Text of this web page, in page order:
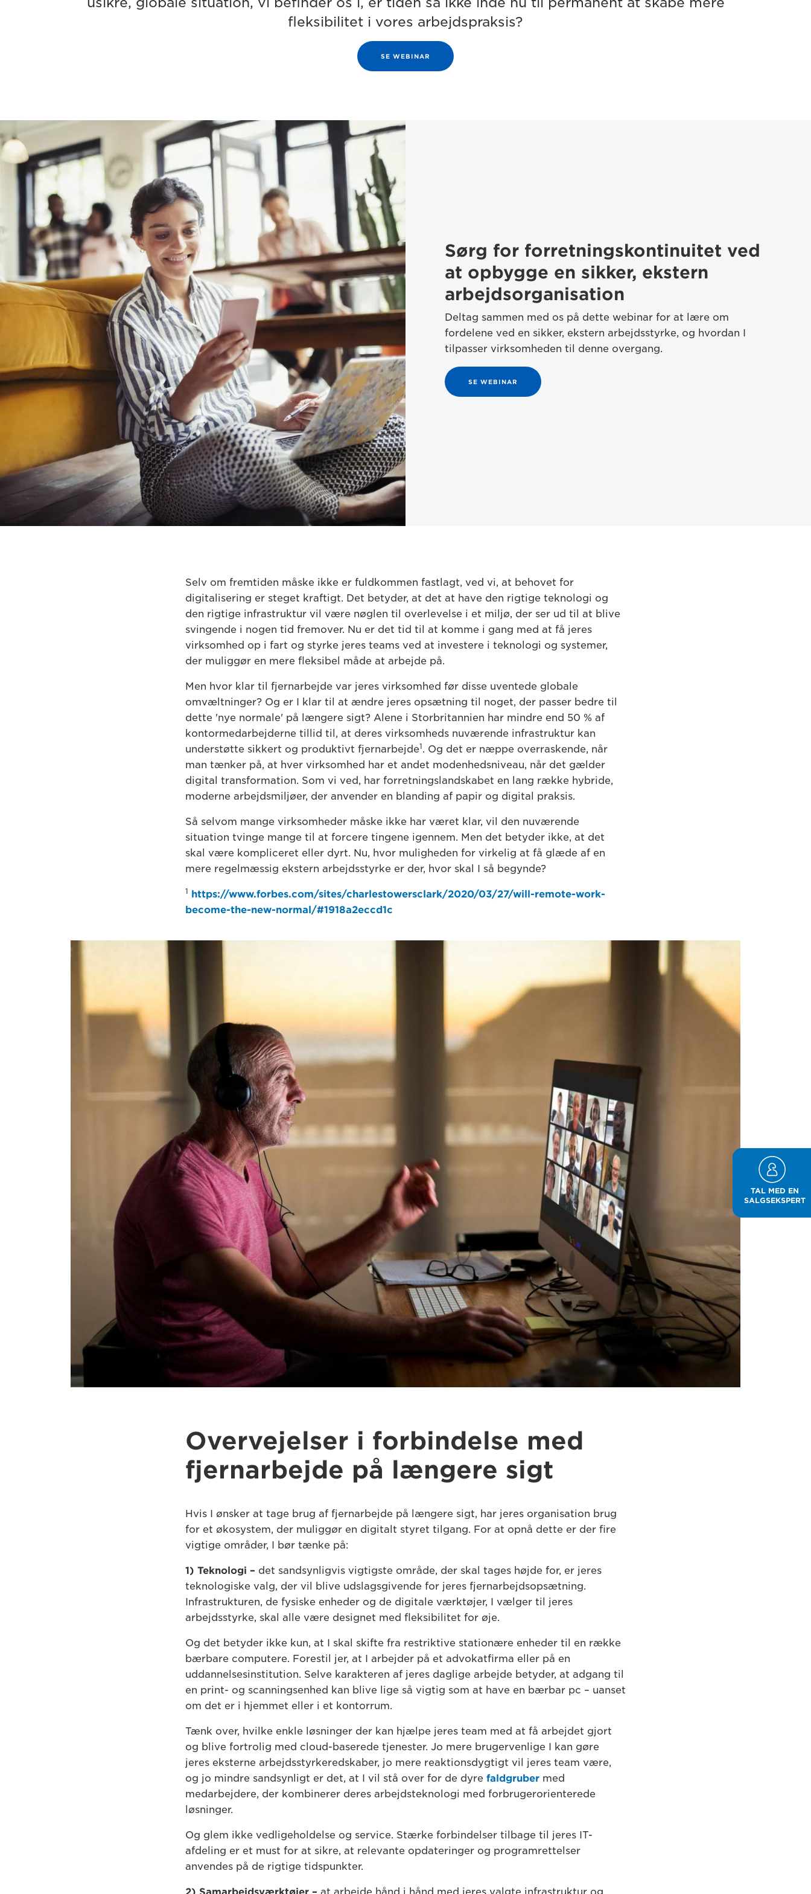
fleksibilitet i vores arbejdspraksis?
SE WEBINAR
Sørg for forretningskontinuitet ved
at opbygge en sikker, ekstern
arbejdsorganisation
Deltag sammen med os på dette webinar for at lære om
fordelene ved en sikker, ekstern arbejdsstyrke, og hvordan I
tilpasser virksomheden til denne overgang.
SE WEBINAR
Selv om fremtiden måske ikke er fuldkommen fastlagt, ved vi, at behovet for
digitalisering er steget kraftigt. Det betyder, at det at have den rigtige teknologi og
den rigtige infrastruktur vil være nøglen til overlevelse i et miljø, der ser ud til at blive
svingende i nogen tid fremover. Nu er det tid til at komme i gang med at få jeres
virksomhed op i fart og styrke jeres teams ved at investere i teknologi og systemer,
der muliggør en mere fleksibel måde at arbejde på.
Men hvor klar til fjernarbejde var jeres virksomhed før disse uventede globale
omvæltninger? Og er I klar til at ændre jeres opsætning til noget, der passer bedre til
dette 'nye normale' på længere sigt? Alene i Storbritannien har mindre end 50 % af
kontormedarbejderne tillid til, at deres virksomheds nuværende infrastruktur kan
understøtte sikkert og produktivt fjernarbejde1. Og det er næppe overraskende, når
man tænker på, at hver virksomhed har et andet modenhedsniveau, når det gælder
digital transformation. Som vi ved, har forretningslandskabet en lang række hybride,
moderne arbejdsmiljøer, der anvender en blanding af papir og digital praksis.
Så selvom mange virksomheder måske ikke har været klar, vil den nuværende
situation tvinge mange til at forcere tingene igennem. Men det betyder ikke, at det
skal være kompliceret eller dyrt. Nu, hvor muligheden for virkelig at få glæde af en
mere regelmæssig ekstern arbejdsstyrke er der, hvor skal I så begynde?
1 https://www.forbes.com/sites/charlestowersclark/2020/03/27/will-remote-work-
become-the-new-normal/#1918a2eccd1c
Overvejelser i forbindelse med
fjernarbejde på længere sigt
Hvis I ønsker at tage brug af fjernarbejde på længere sigt, har jeres organisation brug
for et økosystem, der muliggør en digitalt styret tilgang. For at opnå dette er der fire
vigtige områder, I bør tænke på:
1) Teknologi – det sandsynligvis vigtigste område, der skal tages højde for, er jeres
teknologiske valg, der vil blive udslagsgivende for jeres fjernarbejdsopsætning.
Infrastrukturen, de fysiske enheder og de digitale værktøjer, I vælger til jeres
arbejdsstyrke, skal alle være designet med fleksibilitet for øje.
Og det betyder ikke kun, at I skal skifte fra restriktive stationære enheder til en række
bærbare computere. Forestil jer, at I arbejder på et advokatfirma eller på en
uddannelsesinstitution. Selve karakteren af jeres daglige arbejde betyder, at adgang til
en print- og scanningsenhed kan blive lige så vigtig som at have en bærbar pc – uanset
om det er i hjemmet eller i et kontorrum.
Tænk over, hvilke enkle løsninger der kan hjælpe jeres team med at få arbejdet gjort
og blive fortrolig med cloud-baserede tjenester. Jo mere brugervenlige I kan gøre
jeres eksterne arbejdsstyrkeredskaber, jo mere reaktionsdygtigt vil jeres team være,
og jo mindre sandsynligt er det, at I vil stå over for de dyre faldgruber med
medarbejdere, der kombinerer deres arbejdsteknologi med forbrugerorienterede
løsninger.
Og glem ikke vedligeholdelse og service. Stærke forbindelser tilbage til jeres IT-
afdeling er et must for at sikre, at relevante opdateringer og programrettelser
anvendes på de rigtige tidspunkter.
TAL MED EN
SALGSEKSPERT